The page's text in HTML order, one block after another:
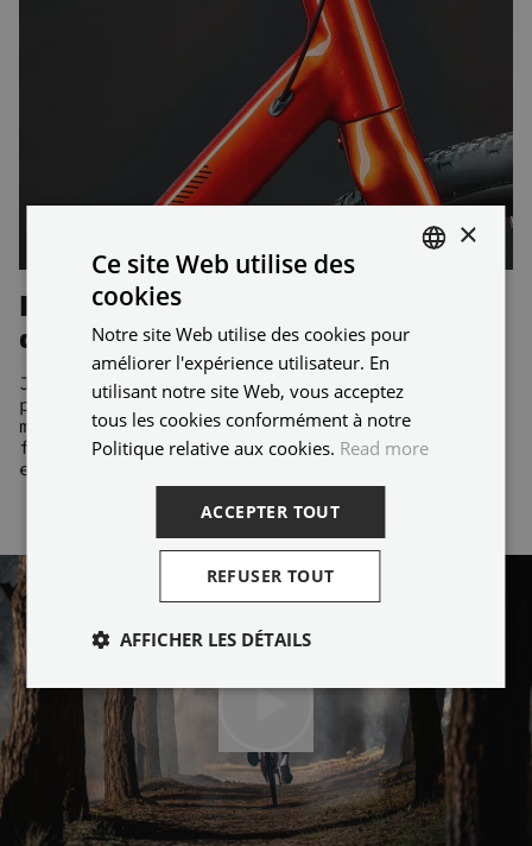
Brillez même dans des
conditions difficiles
Jonctions sans joints des tubes
principaux du cadre, câblage interne,
montage des roues avec axes creux,
fourche en carbone pour plus de confort
et moins de poids du vélo.
FRENCH
×
Ce site Web utilise des
cookies
Notre site Web utilise des cookies pour
améliorer l'expérience utilisateur. En
utilisant notre site Web, vous acceptez
tous les cookies conformément à notre
Politique relative aux cookies. Read more
ACCEPTER TOUT
REFUSER TOUT
AFFICHER LES DÉTAILS